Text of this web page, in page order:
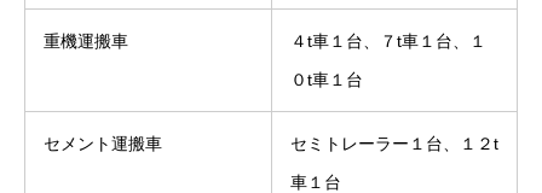
重機運搬車
４t車１台、７t車１台、１
０t車１台
セメント運搬車
セミトレーラー１台、１２t
車１台